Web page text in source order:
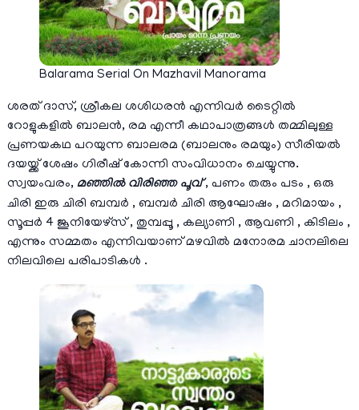
Balarama Serial On Mazhavil Manorama
ശരത് ദാസ്, ശ്രീകല ശശിധരൻ എന്നിവര്‍ ടൈറ്റിൽ
റോളുകളിൽ ബാലൻ, രമ എന്നീ കഥാപാത്രങ്ങൾ തമ്മിലുള്ള
പ്രണയകഥ പറയുന്ന ബാലരമ (ബാലനും രമയും) സീരിയല്‍
ദയയ്ക്ക് ശേഷം ഗിരീഷ് കോന്നി സംവിധാനം ചെയ്യുന്നു.
സ്വയംവരം, മഞ്ഞിൽ വിരിഞ്ഞ പൂവ്, പണം തരും പടം , ഒരു
ചിരി ഇരു ചിരി ബമ്പർ , ബമ്പർ ചിരി ആഘോഷം , മറിമായം ,
സൂപ്പർ 4 ജൂനിയേഴ്സ് , തുമ്പപ്പൂ , കല്യാണി , ആവണി , കിടിലം ,
എന്നും സമ്മതം എന്നിവയാണ് മഴവില്‍ മനോരമ ചാനലിലെ
നിലവിലെ പരിപാടികള്‍ .